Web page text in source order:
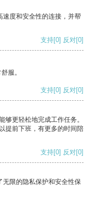
度和安全性的连接，并帮
支持[0] 反对[0]
服。
支持[0] 反对[0]
够更轻松地完成工作任务。
提前下班，有更多的时间陪
支持[0] 反对[0]
限的隐私保护和安全性保